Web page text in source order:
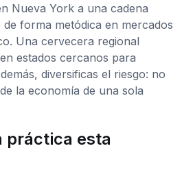
Nueva York a una cadena
forma metódica en mercados
Una cervecera regional
estados cercanos para
diversificas el riesgo: no
la economía de una sola
práctica esta